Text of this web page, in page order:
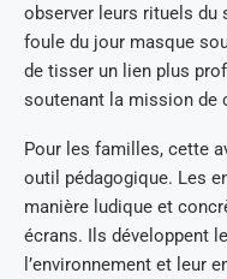
observer leurs rituels du
foule du jour masque
de tisser un lien plus
soutenant la mission de
Pour les familles, cette
outil pédagogique. Les
manière ludique et
écrans. Ils développent
l’environnement et leur